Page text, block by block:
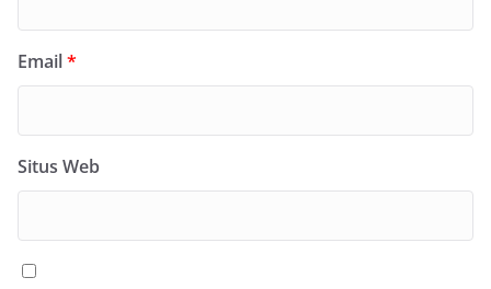
Email*
Situs Web